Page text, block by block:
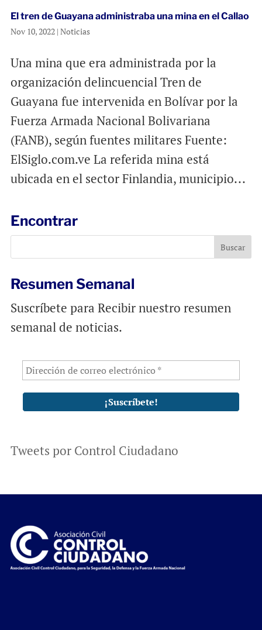
El tren de Guayana administraba una mina en el Callao
Nov 10, 2022| Noticias
Una mina que era administrada por la
organización delincuencial Tren de
Guayana fue intervenida en Bolívar por la
Fuerza Armada Nacional Bolivariana
(FANB), según fuentes militares Fuente:
ElSiglo.com.ve La referida mina está
ubicada en el sector Finlandia, municipio...
Encontrar
Resumen Semanal
Suscríbete para Recibir nuestro resumen
semanal de noticias.
Tweets por Control Ciudadano